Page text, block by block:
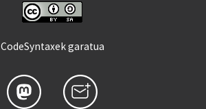
CodeSyntaxek garatua